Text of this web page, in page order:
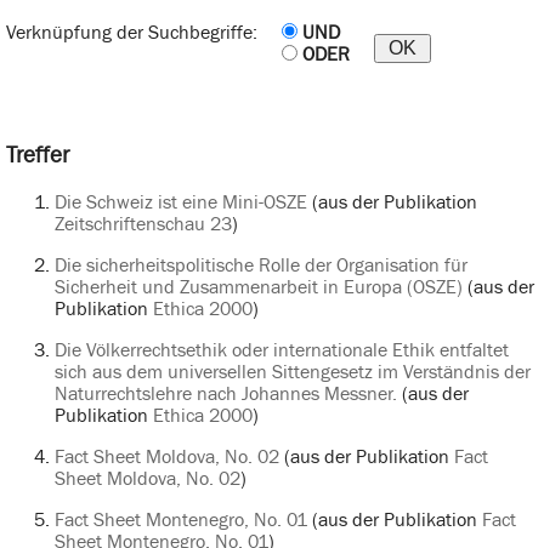
Verknüpfung der Suchbegriffe:
UND
ODER
Treffer
Die Schweiz ist eine Mini-OSZE (aus der Publikation
Zeitschriftenschau 23)
Die sicherheitspolitische Rolle der Organisation für
Sicherheit und Zusammenarbeit in Europa (OSZE) (aus der
Publikation Ethica 2000)
Die Völkerrechtsethik oder internationale Ethik entfaltet
sich aus dem universellen Sittengesetz im Verständnis der
Naturrechtslehre nach Johannes Messner. (aus der
Publikation Ethica 2000)
Fact Sheet Moldova, No. 02(aus der Publikation Fact
Sheet Moldova, No. 02)
Fact Sheet Montenegro, No. 01 (aus der Publikation Fact
Sheet Montenegro, No. 01 )